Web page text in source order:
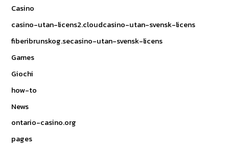
Casino
casino-utan-licens2.cloudcasino-utan-svensk-licens
fiberibrunskog.secasino-utan-svensk-licens
Games
Giochi
how-to
News
ontario-casino.org
pages